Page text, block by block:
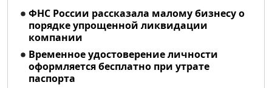
ФНС России рассказала малому бизнесу о
порядке упрощенной ликвидации
компании
Временное удостоверение личности
оформляется бесплатно при утрате
паспорта